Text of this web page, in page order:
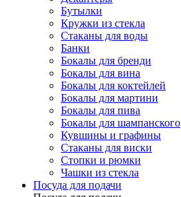
Бутылки
Кружки из стекла
Стаканы для воды
Банки
Бокалы для бренди
Бокалы для вина
Бокалы для коктейлей
Бокалы для мартини
Бокалы для пива
Бокалы для шампанского
Кувшины и графины
Стаканы для виски
Стопки и рюмки
Чашки из стекла
Посуда для подачи